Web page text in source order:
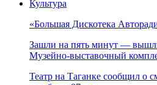
Культура
«Большая Дискотека
Зашли на пять минут —
Музейно-выставочный
Театр на Таганке сообщил